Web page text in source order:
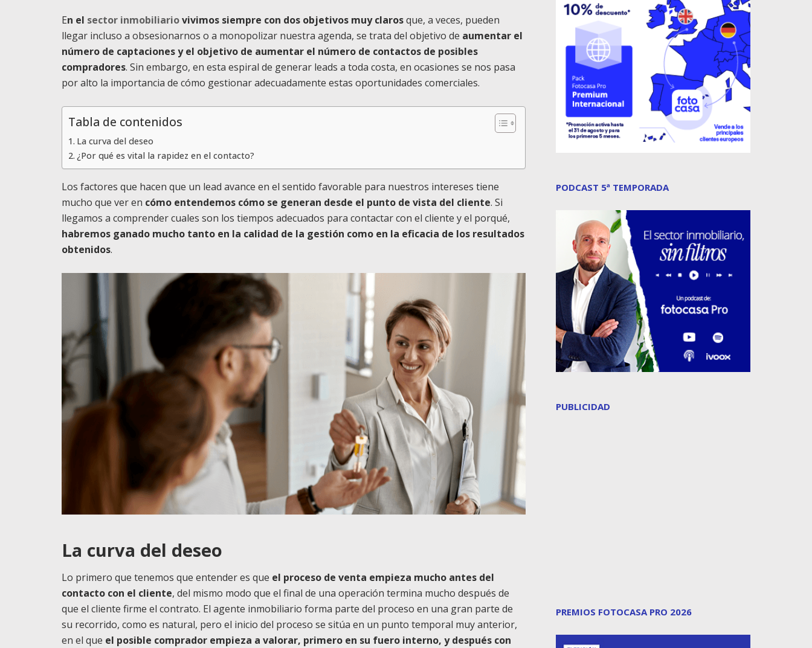
En el sector inmobiliariovivimos siempre con dos objetivos muy clarosque, a veces, pueden
llegar incluso a obsesionarnos o a monopolizar nuestra agenda, se trata del objetivo de aumentar el
número de captaciones y el objetivo de aumentar el número de contactos de posibles
compradores. Sin embargo, en esta espiral de generar leads a toda costa, en ocasiones se nos pasa
por alto la importancia de cómo gestionar adecuadamente estas oportunidades comerciales.
Tabla de contenidos
La curva del deseo
¿Por qué es vital la rapidez en el contacto?
Los factores que hacen que un lead avance en el sentido favorable para nuestros intereses tiene
mucho que ver en cómo entendemos cómo se generan desde el punto de vista del cliente. Si
llegamos a comprender cuales son los tiempos adecuados para contactar con el cliente y el porqué,
habremos ganado mucho tanto en la calidad de la gestión como en la eficacia de los resultados
obtenidos.
La curva del deseo
Lo primero que tenemos que entender es que el proceso de venta empieza mucho antes del
contacto con el cliente, del mismo modo que el final de una operación termina mucho después de
que el cliente firme el contrato. El agente inmobiliario forma parte del proceso en una gran parte de
su recorrido, como es natural, pero el inicio del proceso se sitúa en un punto temporal muy anterior,
en el que el posible comprador empieza a valorar, primero en su fuero interno, y después con
PODCAST 5ª TEMPORADA
PUBLICIDAD
PREMIOS FOTOCASA PRO 2026